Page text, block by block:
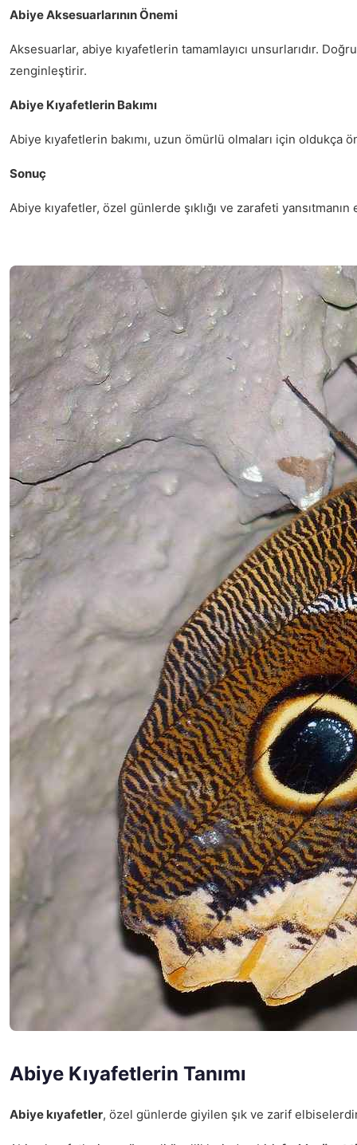
Abiye Aksesuarlarının Önemi
Aksesuarlar, abiye kıyafetlerin tamamlayıcı unsurlarıdır.
zenginleştirir.
Abiye Kıyafetlerin Bakımı
Abiye kıyafetlerin bakımı, uzun ömürlü olmaları için oldukça
Sonuç
Abiye kıyafetler, özel günlerde şıklığı ve zarafeti
Abiye Kıyafetlerin Tanımı
Abiye kıyafetler, özel günlerde giyilen şık ve zarif